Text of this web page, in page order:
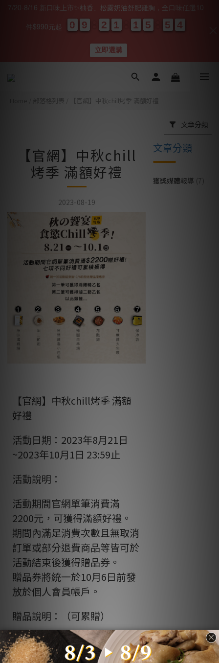
部落格列表 【官網】中秋chill烤季 滿額好禮
文章分類
【官網】中秋chill
烤季 滿額好禮
2023-08-19
【官網】中秋chill烤季 滿額
好禮
活動日期：2023年8月21日
~2023年10月1日 23:59止
活動說明：
活動期間官網單筆消費滿
2200元，可獲得滿額好禮。
期間內滿足消費次數且無取消
訂單或部分退費商品等皆可於
活動結束後獲得贈品券。
贈品券將統一於10月6日前發
放於個人會員帳戶。
贈品說明：（可累贈）
第一筆獲得滴雞精乙包(60ml/
$210)
文章分類
獲獎媒體報導 (7)
7/20-8/16 新口味上市✨柚香、松露奶油舒肥雞胸，全口味任選10
件$990元起 0
0
0
0 9
9
9
9 2
2
2
2 1
1
1
1 1
1
1
1 5
5
5
5 5
5
5
5 0
0
4
4
3
立即選購